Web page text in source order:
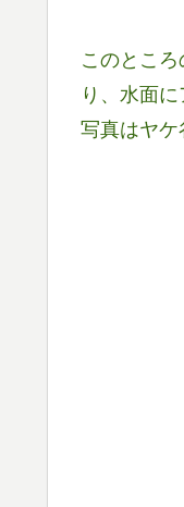
このとこ
り、水面
写真はヤケ